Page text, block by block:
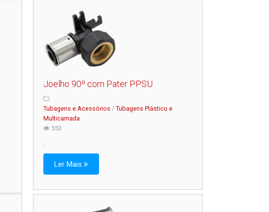
Joelho 90º com Pater PPSU
Tubagens e Acessórios / Tubagens Plástico e
Multicamada
553
Ler Mais